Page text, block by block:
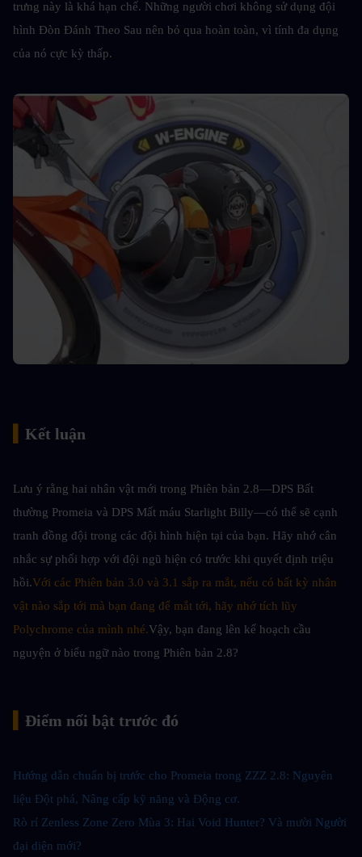
trưng này là khá hạn chế. Những người chơi không sử dụng đội
hình Đòn Đánh Theo Sau nên bỏ qua hoàn toàn, vì tính đa dụng
của nó cực kỳ thấp.
Kết luận
Lưu ý rằng hai nhân vật mới trong Phiên bản 2.8—DPS Bất
thường Promeia và DPS Mất máu Starlight Billy—có thể sẽ cạnh
tranh đồng đội trong các đội hình hiện tại của bạn. Hãy nhớ cân
nhắc sự phối hợp với đội ngũ hiện có trước khi quyết định triệu
hồi.Với các Phiên bản 3.0 và 3.1 sắp ra mắt, nếu có bất kỳ nhân
vật nào sắp tới mà bạn đang để mắt tới, hãy nhớ tích lũy
Polychrome của mình nhé.Vậy, bạn đang lên kế hoạch cầu
nguyện ở biểu ngữ nào trong Phiên bản 2.8?
Điểm nổi bật trước đó
Hướng dẫn chuẩn bị trước cho Promeia trong ZZZ 2.8: Nguyên
liệu Đột phá, Nâng cấp kỹ năng và Động cơ.
Rò rỉ Zenless Zone Zero Mùa 3: Hai Void Hunter? Và mười Người
đại diện mới?